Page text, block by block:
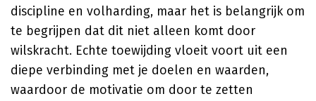
discipline en volharding, maar het is belangrijk om
te begrijpen dat dit niet alleen komt door
wilskracht. Echte toewijding vloeit voort uit een
diepe verbinding met je doelen en waarden,
waardoor de motivatie om door te zetten